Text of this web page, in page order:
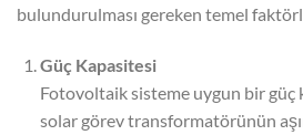
bulundurulması gereken temel
Güç Kapasitesi
Fotovoltaik sisteme uygun bir güç
solar görev transformatörünün